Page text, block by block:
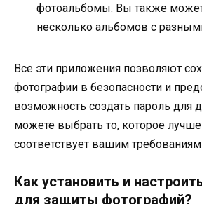
фотоальбомы. Вы также
несколько альбомов с
Все эти приложения позволяют
фотографии в безопасности и
возможность создать пароль для
можете выбрать то, которое
соответствует вашим
Как установить и
для защиты фотографий?